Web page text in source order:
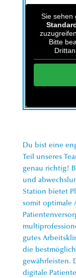
Sie sehen
Bitte
Du bist eine
Teil unseres
genau richtig!
und
Station bietet
somit optimale
gutes
die
gewährleisten.
digitale